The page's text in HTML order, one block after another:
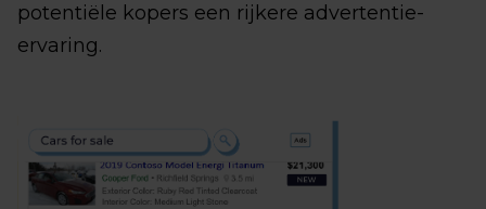
potentiële kopers een rijkere advertentie-
ervaring.